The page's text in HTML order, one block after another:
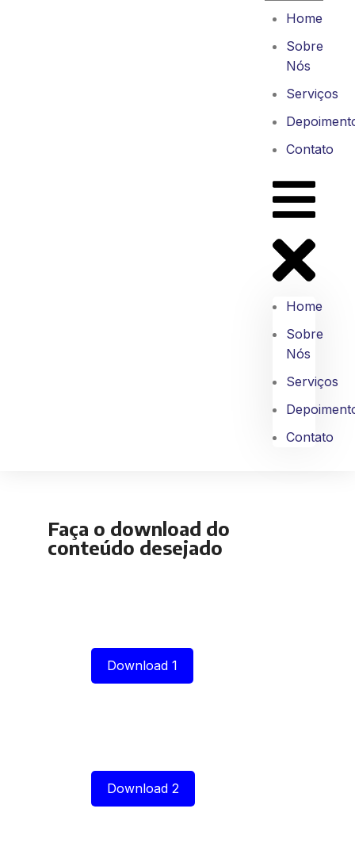
Home
Sobre
Nós
Serviços
Contato
Home
Sobre
Nós
Serviços
Contato
Faça o download do
conteúdo desejado
Download 1
Download 2